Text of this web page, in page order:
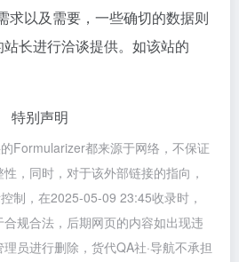
求以及需要，一些确切的数据则
长进行洽谈提供。如该站的
特别声明
Formularizer都来源于网络，不保证
，同时，对于该外部链接的指向，
制，在2025-05-09 23:45收录时，
规合法，后期网页的内容如出现违
员进行删除，货代QA社·导航不承担